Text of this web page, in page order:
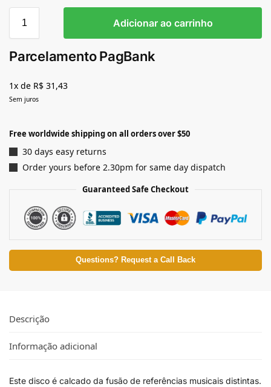
Adicionar ao carrinho
Parcelamento PagBank
1x de R$ 31,43
Sem juros
Free worldwide shipping on all orders over $50
30 days easy returns
Order yours before 2.30pm for same day dispatch
Guaranteed Safe Checkout
Questions? Request a Call Back
Descrição
Informação adicional
Este disco é calcado da fusão de referências musicais distintas.